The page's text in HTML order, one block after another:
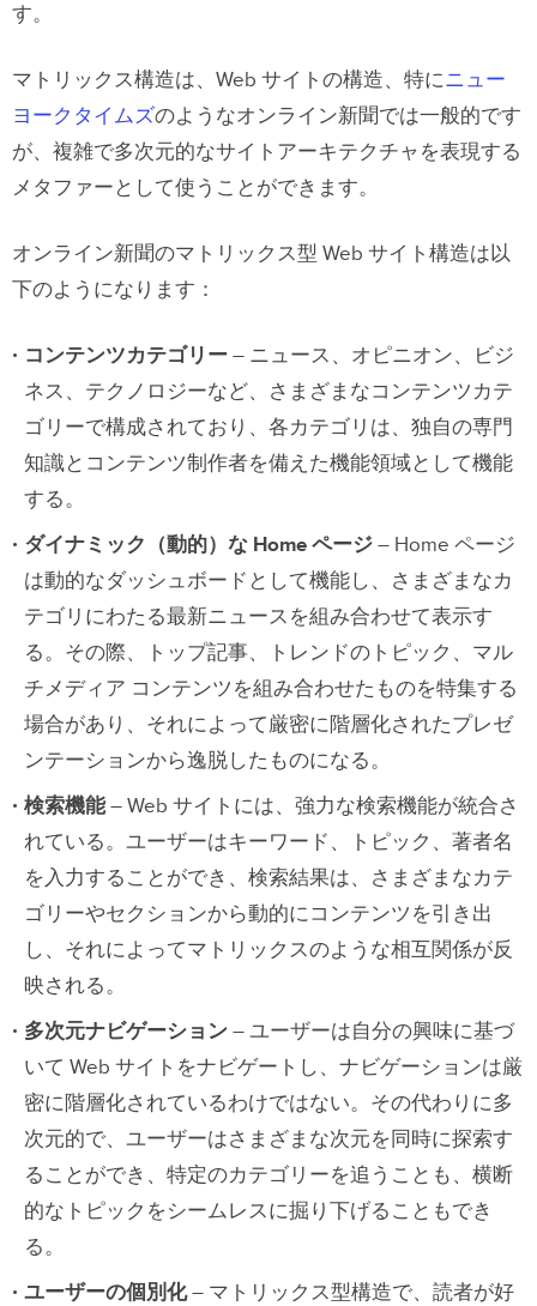
す。
マトリックス構造は、Web サイトの構造、特にニュー
ヨークタイムズのようなオンライン新聞では一般的です
が、複雑で多次元的なサイトアーキテクチャを表現する
メタファーとして使うことができます。
オンライン新聞のマトリックス型 Web サイト構造は以
下のようになります：
コンテンツカテゴリー – ニュース、オピニオン、ビジ
ネス、テクノロジーなど、さまざまなコンテンツカテ
ゴリーで構成されており、各カテゴリは、独自の専門
知識とコンテンツ制作者を備えた機能領域として機能
する。
ダイナミック（動的）な Home ページ – Home ページ
は動的なダッシュボードとして機能し、さまざまなカ
テゴリにわたる最新ニュースを組み合わせて表示す
る。その際、トップ記事、トレンドのトピック、マル
チメディア コンテンツを組み合わせたものを特集する
場合があり、それによって厳密に階層化されたプレゼ
ンテーションから逸脱したものになる。
検索機能– Web サイトには、強力な検索機能が統合さ
れている。ユーザーはキーワード、トピック、著者名
を入力することができ、検索結果は、さまざまなカテ
ゴリーやセクションから動的にコンテンツを引き出
し、それによってマトリックスのような相互関係が反
映される。
多次元ナビゲーション – ユーザーは自分の興味に基づ
いて Web サイトをナビゲートし、ナビゲーションは厳
密に階層化されているわけではない。その代わりに多
次元的で、ユーザーはさまざまな次元を同時に探索す
ることができ、特定のカテゴリーを追うことも、横断
的なトピックをシームレスに掘り下げることもでき
る。
ユーザーの個別化– マトリックス型構造で、読者が好